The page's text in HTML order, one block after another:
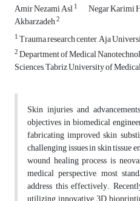
Amir Nezami Asl1 Negar Karimi
Akbarzadeh2
1Trauma research center, Aja
2Department of Medical
Sciences, Tabriz University of
Skin injuries and
objectives in biomedical
fabricating improved skin
challenging issues in skin tissue
wound healing process is
medical perspective, most
address this effectively.